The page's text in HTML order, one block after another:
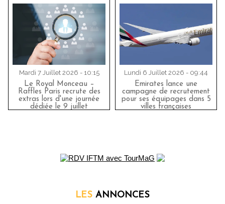
Mardi 7 Juillet 2026 - 10:15
Le Royal Monceau –
Raffles Paris recrute des
extras lors d'une journée
dédiée le 9 juillet
Lundi 6 Juillet 2026 - 09:44
Emirates lance une
campagne de recrutement
pour ses équipages dans 5
villes françaises
LES ANNONCES